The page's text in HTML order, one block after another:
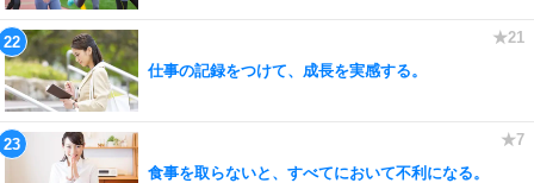
仕事の記録をつけて、成長を実感する。
食事を取らないと、すべてにおいて不利になる。